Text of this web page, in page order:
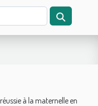
à la maternelle en